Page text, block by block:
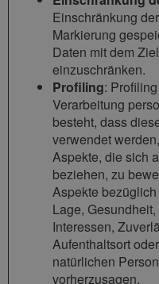
Einschränkung
Markierung
Daten mit dem
einzuschränken.
Profiling:
Verarbeitung
besteht, dass
verwendet
Aspekte, die sich
beziehen, zu
Aspekte
Lage,
Interessen,
Aufenthaltsort
natürlichen
vorherzusagen.